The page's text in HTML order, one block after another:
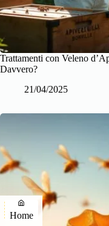
Trattamenti con Veleno
Davvero?
21/04/2025
Home